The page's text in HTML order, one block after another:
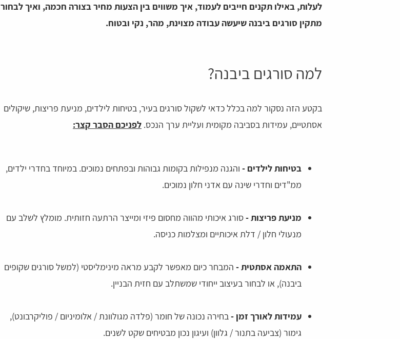
לעלות, באילו תקנים חייבים לעמוד, איך משווים בין הצעות מחיר בצורה חכמה, ואיך לבחור
מתקין סורגים ביבנה שיעשה עבודה מצוינת, מהר, נקי ובטוח.
למה סורגים ביבנה?
בקטע הזה נסקור למה בכלל כדאי לשקול סורגים בעיר, בטיחות לילדים, מניעת פריצות, שיקולים
אסתטיים, עמידות בסביבה מקומית ועליית ערך הנכס. לפניכם הסבר קצר:
בטיחות לילדים - והגנה מנפילות בקומות גבוהות ובפתחים נמוכים. במיוחד בחדרי ילדים,
ממ"דים וחדרי שינה עם אדני חלון נמוכים.
מניעת פריצות -סורג איכותי מהווה מחסום פיזי ומייצר הרתעה חזותית. מומלץ לשלב עם
מנעולי חלון / דלת איכותיים ומצלמות כניסה.
התאמה אסתטית - המבחר כיום מאפשר לקבע מראה מינימליסטי (למשל סורגים שקופים
ביבנה), או לבחור בעיצוב ייחודי שמשתלב עם חזית הבניין.
עמידות לאורך זמן - בחירה נכונה של חומר (פלדה מגולוונת / אלומיניום / פוליקרבונט),
גימור (צביעה בתנור / גלוון) ועיגון נכון מבטיחים שקט לשנים.
אחלה אתר מענה מהיר ועזרו לי מאוד ממליצה
נעזרתי בשירות לפני כמה ימים המוקדניות היו